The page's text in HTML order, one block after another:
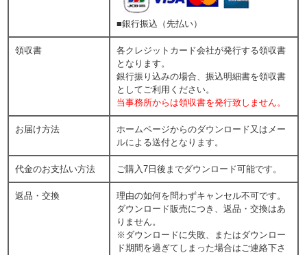
■銀行振込（先払い）
領収書
各クレジットカード会社が発行する領収書
となります。
銀行振り込みの場合、振込明細書を領収書
としてご利用ください。
当事務所からは領収書を発行致しません。
お届け方法
ホームページからのダウンロード又はメー
ルによる送付となります。
代金のお支払い方法 ご購入7日後までダウンロード可能です。
返品・交換
理由の如何を問わずキャンセル不可です。
ダウンロード販売につき、返品・交換はあ
りません。
※ダウンロードに失敗、またはダウンロー
ド期間を過ぎてしまった場合はご連絡下さ